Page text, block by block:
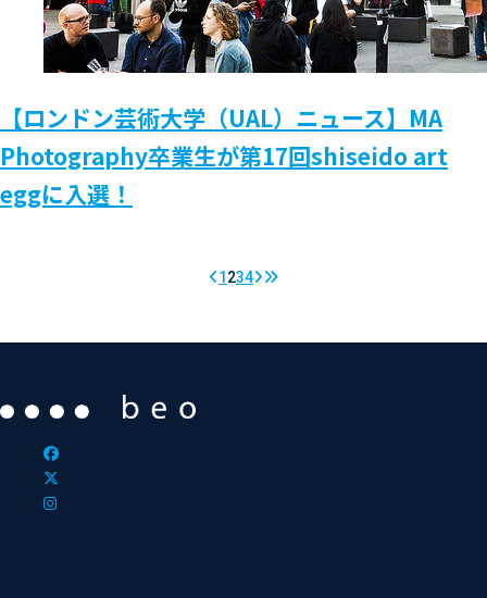
【ロンドン芸術大学（UAL）ニュース】MA
Photography卒業生が第17回shiseido art
eggに入選！
1234